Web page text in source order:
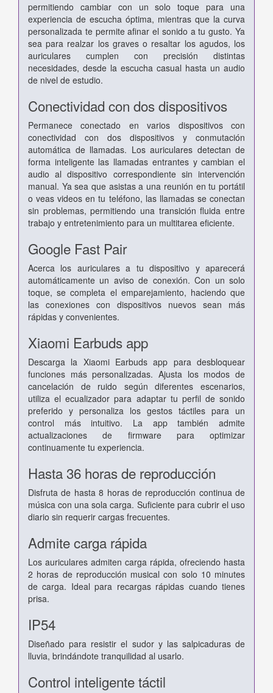
permitiendo cambiar con un solo toque para una
experiencia de escucha óptima, mientras que la curva
personalizada te permite afinar el sonido a tu gusto. Ya
sea para realzar los graves o resaltar los agudos, los
auriculares cumplen con precisión distintas
necesidades, desde la escucha casual hasta un audio
de nivel de estudio.
Conectividad con dos dispositivos
Permanece conectado en varios dispositivos con
conectividad con dos dispositivos y conmutación
automática de llamadas. Los auriculares detectan de
forma inteligente las llamadas entrantes y cambian el
audio al dispositivo correspondiente sin intervención
manual. Ya sea que asistas a una reunión en tu portátil
o veas videos en tu teléfono, las llamadas se conectan
sin problemas, permitiendo una transición fluida entre
trabajo y entretenimiento para un multitarea eficiente.
Google Fast Pair
Acerca los auriculares a tu dispositivo y aparecerá
automáticamente un aviso de conexión. Con un solo
toque, se completa el emparejamiento, haciendo que
las conexiones con dispositivos nuevos sean más
rápidas y convenientes.
Xiaomi Earbuds app
Descarga la Xiaomi Earbuds app para desbloquear
funciones más personalizadas. Ajusta los modos de
cancelación de ruido según diferentes escenarios,
utiliza el ecualizador para adaptar tu perfil de sonido
preferido y personaliza los gestos táctiles para un
control más intuitivo. La app también admite
actualizaciones de firmware para optimizar
continuamente tu experiencia.
Hasta 36 horas de reproducción
Disfruta de hasta 8 horas de reproducción continua de
música con una sola carga. Suficiente para cubrir el uso
diario sin requerir cargas frecuentes.
Admite carga rápida
Los auriculares admiten carga rápida, ofreciendo hasta
2 horas de reproducción musical con solo 10 minutes
de carga. Ideal para recargas rápidas cuando tienes
prisa.
IP54
Diseñado para resistir el sudor y las salpicaduras de
lluvia, brindándote tranquilidad al usarlo.
Control inteligente táctil